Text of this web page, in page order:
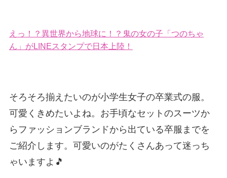
えっ！？異世界から地球に！？鬼の女の子「つのちゃ
ん」がLINEスタンプで日本上陸！
そろそろ揃えたいのが小学生女子の卒業式の服。
可愛くきめたいよね。お手頃なセットのスーツか
らファッションブランドから出ている卒服までを
ご紹介します。可愛いのがたくさんあって迷っち
ゃいますよ🎵